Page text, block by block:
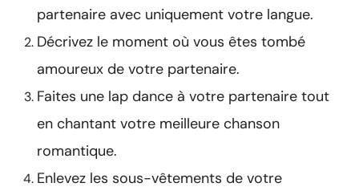
partenaire avec uniquement votre langue.
Décrivez le moment où vous êtes tombé
amoureux de votre partenaire.
Faites une lap dance à votre partenaire tout
en chantant votre meilleure chanson
romantique.
Enlevez les sous-vêtements de votre